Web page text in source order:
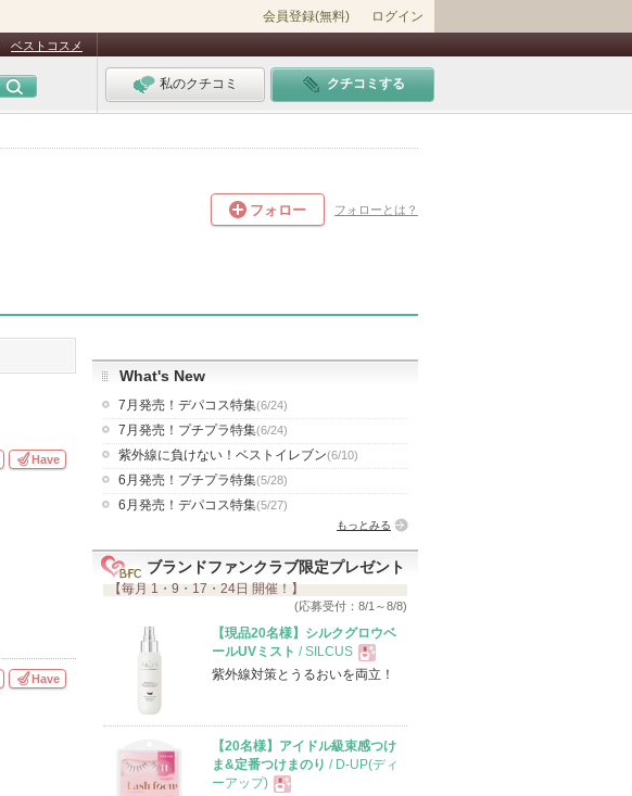
会員登録(無料) ログイン
ベストコスメ
私のクチコミ クチコミする
フォロー フォローとは？
Have
Have
What's New
7月発売！デパコス特集(6/24)
7月発売！プチプラ特集(6/24)
紫外線に負けない！ベストイレブン(6/10)
6月発売！プチプラ特集(5/28)
6月発売！デパコス特集(5/27)
もっとみる
ブランドファンクラブ限定プレゼント
【毎月 1・9・17・24日 開催！】
(応募受付：8/1～8/8)
【現品20名様】シルクグロウベ
ールUVミスト / SILCUS
現
品
紫外線対策とうるおいを両立！
【20名様】アイドル級束感つけ
ま&定番つけまのり / D-UP(ディ
ーアップ)